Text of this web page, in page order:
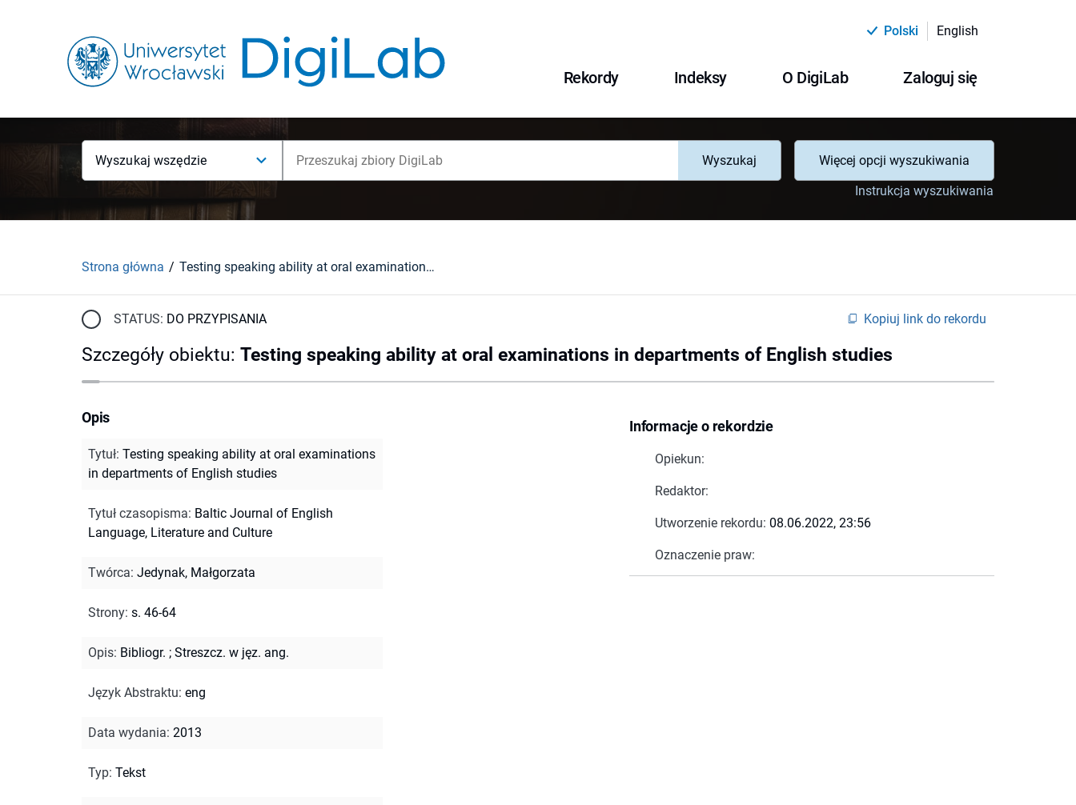
Polski English
Rekordy Indeksy O DigiLab Zaloguj się
Wyszukaj wszędzie Wyszukaj
Więcej opcji wyszukiwania
Instrukcja wyszukiwania
Strona główna Testing speaking ability at oral examinations in departments of English studies
STATUS: DO PRZYPISANIA Kopiuj link do rekordu
Szczegóły obiektu: Testing speaking ability at oral examinations in departments of English studies
Informacje o rekordzie
Opiekun:
Redaktor:
Utworzenie rekordu: 08.06.2022, 23:56
Oznaczenie praw:
Opis
Tytuł: Testing speaking ability at oral examinations
in departments of English studies
Tytuł czasopisma: Baltic Journal of English
Language, Literature and Culture
Twórca: Jedynak, Małgorzata
Strony: s. 46-64
Opis: Bibliogr. ; Streszcz. w jęz. ang.
Język Abstraktu: eng
Data wydania: 2013
Typ: Tekst